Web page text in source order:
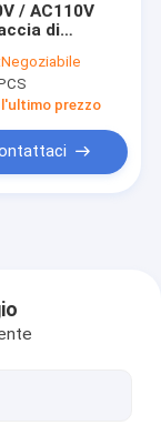
/ AC110V
di
Negoziabile
prezzo